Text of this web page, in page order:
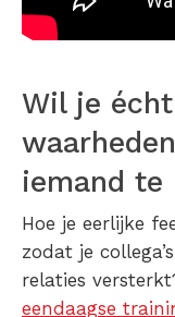
Wil je
iemand te
Hoe je eerlijke
zodat je
relaties
eendaagse